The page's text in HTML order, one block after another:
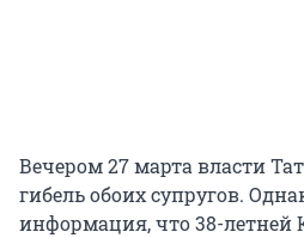
Вечером 27 марта власти
гибель обоих супругов.
информация, что 38-летней